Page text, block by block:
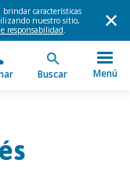
brindar características
nuestro sitio,
responsabilidad.
Buscar Menú